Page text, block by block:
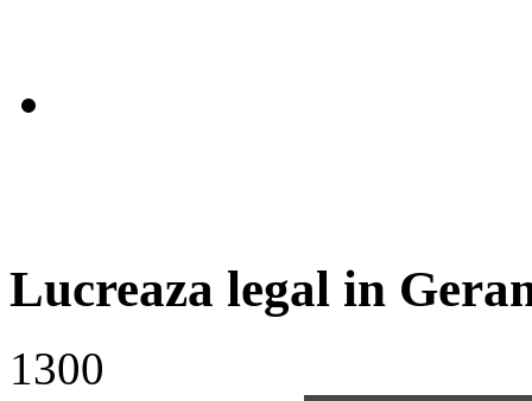
Lucreaza legal in
1300